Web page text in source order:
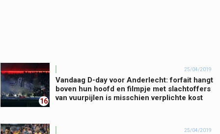
16
25/04/2019
Vandaag D-day voor Anderlecht: forfait hangt
boven hun hoofd en filmpje met slachtoffers
van vuurpijlen is misschien verplichte kost
25/04/2019